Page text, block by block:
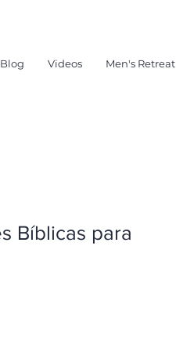
Blog Videos Men's Retreat
Bíblicas para